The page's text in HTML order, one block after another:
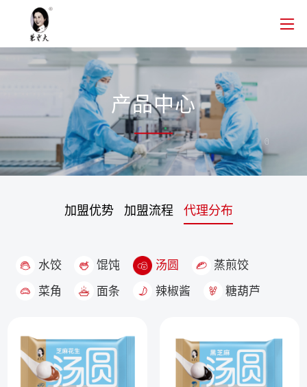
产品中心
加盟优势 加盟流程 代理分布
水饺 馄饨 汤圆
蒸煎饺
菜角
面条 辣椒酱 糖葫芦